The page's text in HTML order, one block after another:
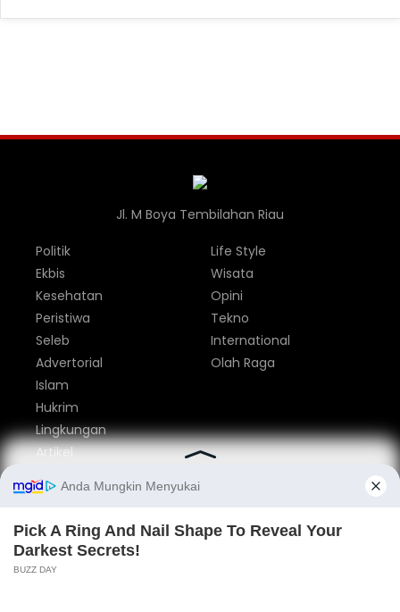
Jl. M Boya Tembilahan Riau
Politik
Ekbis
Kesehatan
Peristiwa
Seleb
Advertorial
Life Style
Wisata
Opini
Tekno
International
Olah Raga
Islam
Hukrim
Lingkungan
Artikel
Parlemen
Nasional
Tentang Kami